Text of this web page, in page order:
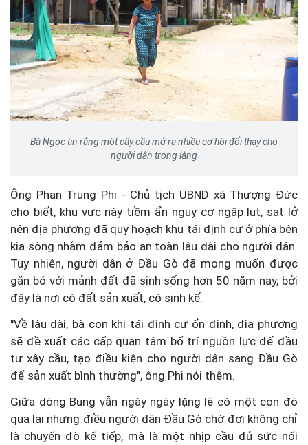
Bà Ngọc tin rằng một cây cầu mở ra nhiều cơ hội đổi thay cho
người dân trong làng
Ông Phan Trung Phi - Chủ tịch UBND xã Thượng Đức
cho biết, khu vực này tiềm ẩn nguy cơ ngập lụt, sạt lở
nên địa phương đã quy hoạch khu tái định cư ở phía bên
kia sông nhằm đảm bảo an toàn lâu dài cho người dân.
Tuy nhiên, người dân ở Đầu Gò đã mong muốn được
gắn bó với mảnh đất đã sinh sống hơn 50 năm nay, bởi
đây là nơi có đất sản xuất, có sinh kế.
"Về lâu dài, bà con khi tái định cư ổn định, địa phương
sẽ đề xuất các cấp quan tâm bố trí nguồn lực để đầu
tư xây cầu, tạo điều kiện cho người dân sang Đầu Gò
để sản xuất bình thường", ông Phi nói thêm.
Giữa dòng Bung vẫn ngày ngày lặng lẽ có một con đò
qua lại nhưng điều người dân Đầu Gò chờ đợi không chỉ
là chuyến đò kế tiếp, mà là một nhịp cầu đủ sức nối